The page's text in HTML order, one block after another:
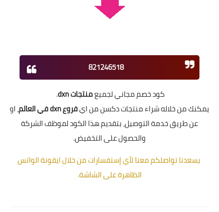
821246518
كود خصم مجاني لجميعمنتجات dxn
.
يمكنك من خلاله شراء منتجات دكسن من ايفروع dxn في العالم
، او
عن طريق خدمة التوصيل، بتقديم هذا الكود لموظف الشركة
والحصول على التخفيض.
يسعدنا تواصلكم معنا لأي إستفسارات من خلال ايقونة الواتس
الظاهرة على الشاشة.